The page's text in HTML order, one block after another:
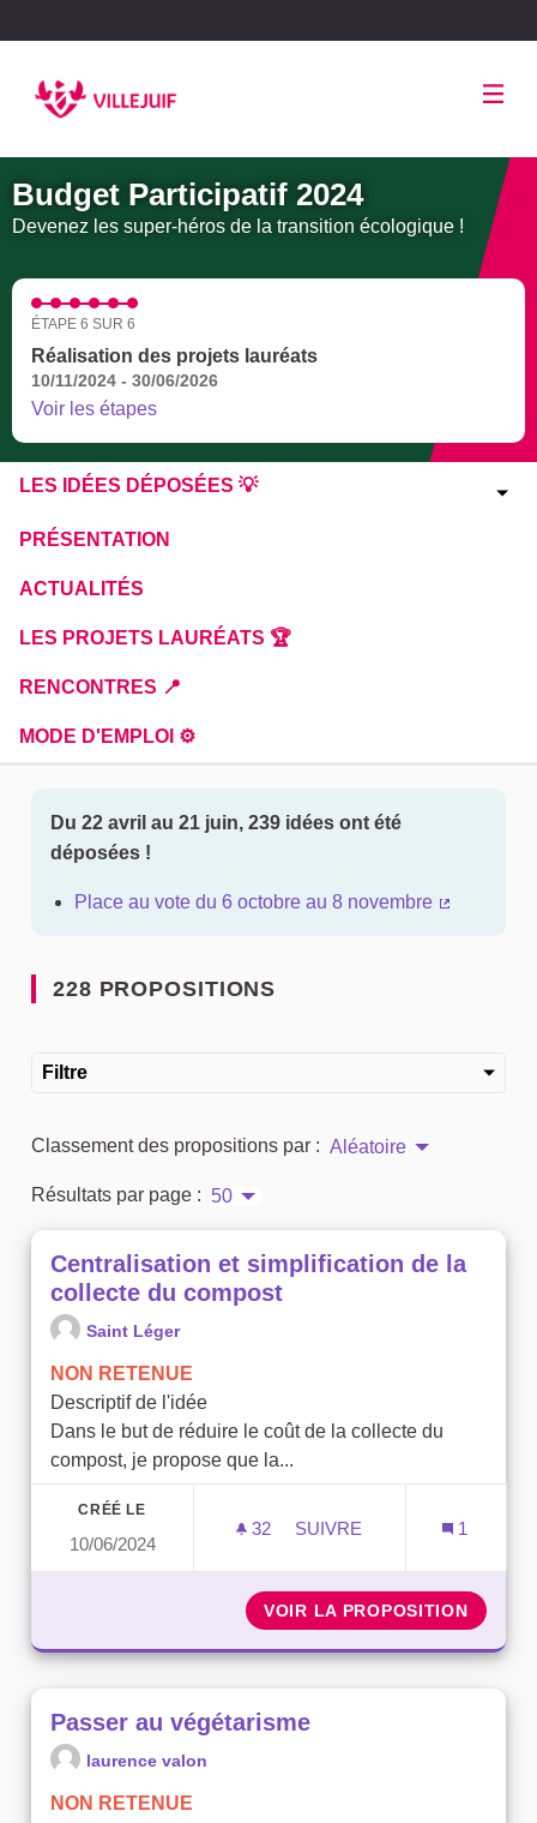
Budget Participatif 2024
Devenez les super-héros de la transition écologique !
ÉTAPE 6 SUR 6
Réalisation des projets lauréats
10/11/2024 - 30/06/2026
Voir les étapes
LES IDÉES DÉPOSÉES 💡
PRÉSENTATION
ACTUALITÉS
LES PROJETS LAURÉATS 🏆
RENCONTRES 📍
MODE D'EMPLOI ⚙️
Du 22 avril au 21 juin, 239 idées ont été
déposées !
Place au vote du 6 octobre au 8 novembre
228 PROPOSITIONS
Filtre
Classement des propositions par : Aléatoire
Résultats par page : 50
Centralisation et simplification de la
collecte du compost
Saint Léger
NON RETENUE
Descriptif de l'idée
Dans le but de réduire le coût de la collecte du
compost, je propose que la...
CRÉÉ LE
10/06/2024
32 32 ABONNÉS
SUIVRE
1
VOIR LA PROPOSITION
Passer au végétarisme
laurence valon
NON RETENUE